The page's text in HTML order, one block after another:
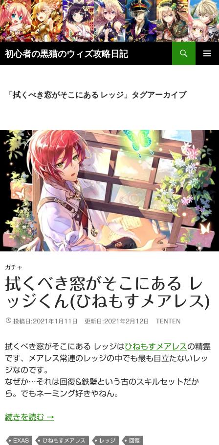
初心者の黒猫のウィズ攻略日記
検
索
ン
キ
ッ
プ
「拭くべき窓がそこにある レッジ」タグアーカイブ
ガチャ
拭くべき窓がそこにある レ
ッジくん(ひねもすメアレス)
投稿日:2021年1月11日 更新日:2021年2月12日 TENTEN
拭くべき窓がそこにある レッジはひねもすメアレスの精霊
です、メアレス常連のレッジの中でも最も目立たないレッ
ジなのです。
なぜか…それは回復&鉄壁という古のスキルセットだか
ら。でもネーミング好きやねん。
続きを読む 拭くべき窓がそこにある レッジくん(ひねもすメ
→
EXAS ひねもすメアレス レッジ 回復